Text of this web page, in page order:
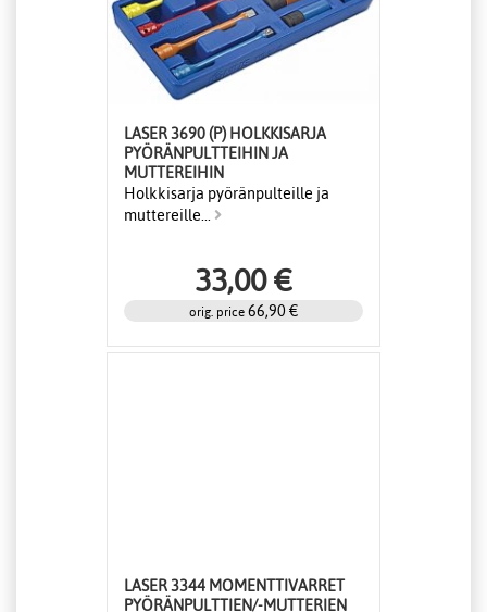
LASER 3690 (P) HOLKKISARJA
PYÖRÄNPULTTEIHIN JA
MUTTEREIHIN
Holkkisarja pyöränpulteille ja
muttereille...
33,00 €
orig. price 66,90 €
LASER 3344 MOMENTTIVARRET
PYÖRÄNPULTTIEN/-MUTTERIEN